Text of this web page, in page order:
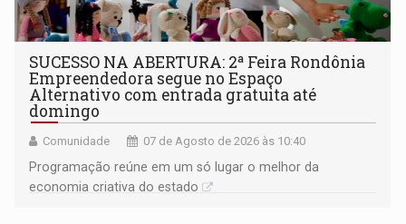
SUCESSO NA ABERTURA: 2ª Feira Rondônia
Empreendedora segue no Espaço
Alternativo com entrada gratuita até
domingo
Comunidade 07 de Agosto de 2026 às 10:40
Programação reúne em um só lugar o melhor da
economia criativa do estado